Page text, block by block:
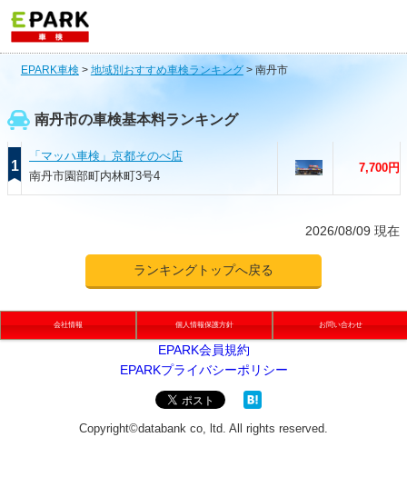
EPARK車検 > 地域別おすすめ車検ランキング> 南丹市
南丹市の車検基本料ランキング
1
「マッハ車検」京都そのべ店
南丹市園部町内林町3号4
7,700円
2026/08/09 現在
ランキングトップへ戻る
会社情報 個人情報保護方針 お問い合わせ